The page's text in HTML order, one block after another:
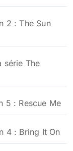
2 : The Sun
série The
5 : Rescue Me
4 : Bring It On